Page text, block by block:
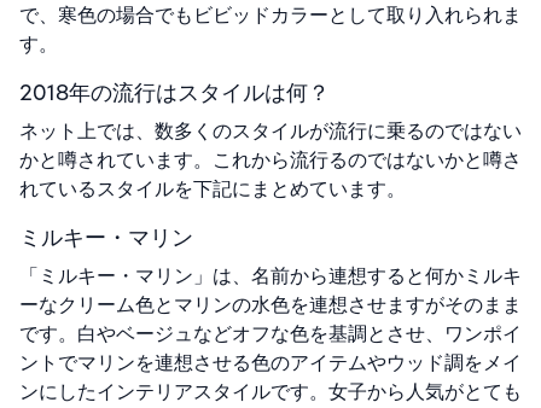
で、寒色の場合でもビビッドカラーとして取り入れられま
す。
2018年の流行はスタイルは何？
ネット上では、数多くのスタイルが流行に乗るのではない
かと噂されています。これから流行るのではないかと噂さ
れているスタイルを下記にまとめています。
ミルキー・マリン
「ミルキー・マリン」は、名前から連想すると何かミルキ
ーなクリーム色とマリンの水色を連想させますがそのまま
です。白やベージュなどオフな色を基調とさせ、ワンポイ
ントでマリンを連想させる色のアイテムやウッド調をメイ
ンにしたインテリアスタイルです。女子から人気がとても